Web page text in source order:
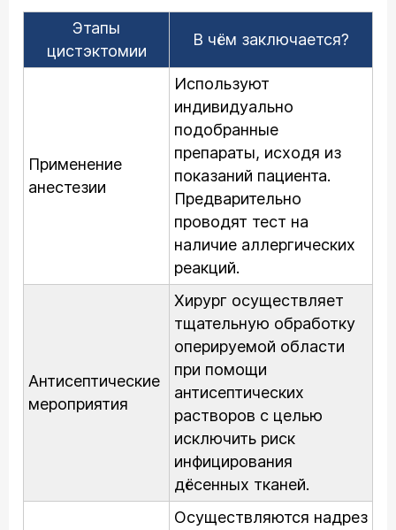
Этапы
цистэктомии
В чём заключается?
Применение
анестезии
Используют
индивидуально
подобранные
препараты, исходя из
показаний пациента.
Предварительно
проводят тест на
наличие аллергических
реакций.
Антисептические
мероприятия
Хирург осуществляет
тщательную обработку
оперируемой области
при помощи
антисептических
растворов с целью
исключить риск
инфицирования
дёсенных тканей.
Осуществляются надрез